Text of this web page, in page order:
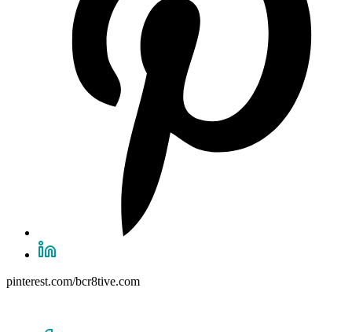
pinterest.com/bcr8tive.com